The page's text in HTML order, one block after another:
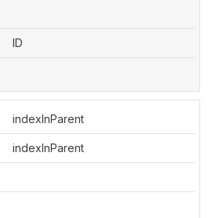
ID
indexInParent
indexInParent